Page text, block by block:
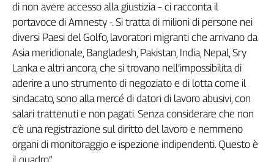
Umbria
Valle
D'Aosta
Veneto
Archivio
Storico
1955-
2014
Cerca
di non avere accesso alla giustizia – ci racconta il
portavoce di Amnesty -. Si tratta di milioni di persone nei
diversi Paesi del Golfo, lavoratori migranti che arrivano da
Asia meridionale, Bangladesh, Pakistan, India, Nepal, Sry
Lanka e altri ancora, che si trovano nell’impossibilita di
aderire a uno strumento di negoziato e di lotta come il
sindacato, sono alla mercé di datori di lavoro abusivi, con
salari trattenuti e non pagati. Senza considerare che non
c’è una registrazione sul diritto del lavoro e nemmeno
organi di monitoraggio e ispezione indipendenti. Questo è